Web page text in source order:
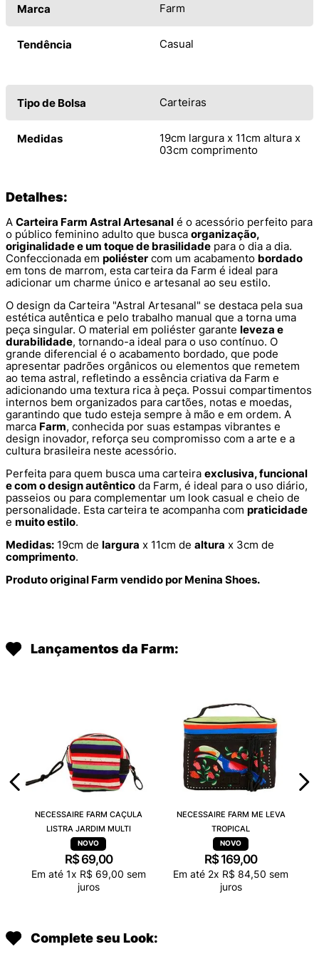
Marca Farm
Tendência Casual
Tipo de Bolsa Carteiras
Medidas
19cm largura x 11cm altura x
03cm comprimento
Detalhes:
A Carteira Farm Astral Artesanal é o acessório perfeito para
o público feminino adulto que busca organização,
originalidade e um toque de brasilidade para o dia a dia.
Confeccionada em poliéster com um acabamento bordado
em tons de marrom, esta carteira da Farm é ideal para
adicionar um charme único e artesanal ao seu estilo.
O design da Carteira "Astral Artesanal" se destaca pela sua
estética autêntica e pelo trabalho manual que a torna uma
peça singular. O material em poliéster garante leveza e
durabilidade, tornando-a ideal para o uso contínuo. O
grande diferencial é o acabamento bordado, que pode
apresentar padrões orgânicos ou elementos que remetem
ao tema astral, refletindo a essência criativa da Farm e
adicionando uma textura rica à peça. Possui compartimentos
internos bem organizados para cartões, notas e moedas,
garantindo que tudo esteja sempre à mão e em ordem. A
marca Farm, conhecida por suas estampas vibrantes e
design inovador, reforça seu compromisso com a arte e a
cultura brasileira neste acessório.
Perfeita para quem busca uma carteira exclusiva, funcional
e com o design autêntico da Farm, é ideal para o uso diário,
passeios ou para complementar um look casual e cheio de
personalidade. Esta carteira te acompanha com praticidade
e muito estilo.
Medidas: 19cm de largura x 11cm de altura x 3cm de
comprimento.
Produto original Farm vendido por Menina Shoes.
Lançamentos da Farm:
NECESSAIRE FARM CAÇULA
LISTRA JARDIM MULTI
R$ 69,00
Em até 1x R$ 69,00 sem
juros
NECESSAIRE FARM ME LEVA
TROPICAL
R$ 169,00
Em até 2x R$ 84,50 sem
juros
Complete seu Look: